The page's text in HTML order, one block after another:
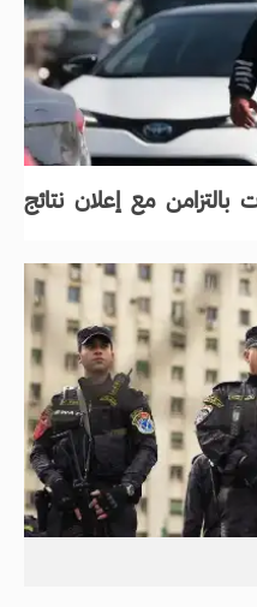
بالتزامن مع إعلان نتائج